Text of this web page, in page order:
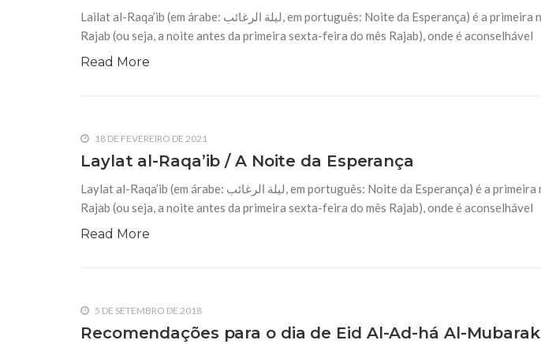
26 DE SETEMBRO DE 2014
Recomendações do Mês de Chaabán
Mensageiro de Deus (S.A.A.S.), pois ele, quando via a lua do mês de Chaabán
Lailat al-Raqa’ib (em árabe: ليلة الرغائب, em português: Noite da Esperança) é a primeira noite de quinta-feira do mês de
Rajab (ou seja, a noite antes da primeira sexta-feira do mês Rajab), onde é aconselhável
Read More
18 DE FEVEREIRO DE 2021
Laylat al-Raqa’ib / A Noite da Esperança
Laylat al-Raqa’ib (em árabe: ليلة الرغائب, em português: Noite da Esperança) é a primeira noite de quinta-feira do mês de
Rajab (ou seja, a noite antes da primeira sexta-feira do mês Rajab), onde é aconselhável
Read More
5 DE SETEMBRO DE 2018
Recomendações para o dia de Eid Al-Ad-há Al-Mubarak